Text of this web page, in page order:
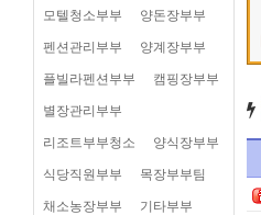
모텔청소부부 양돈장부부
펜션관리부부 양계장부부
플빌라펜션부부 캠핑장부부
별장관리부부
리조트부부청소 양식장부부
식당직원부부 목장부부팀
채소농장부부 기타부부